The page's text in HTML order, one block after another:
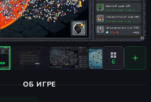
6
ОБ ИГРЕ